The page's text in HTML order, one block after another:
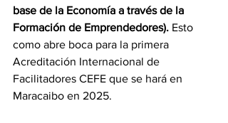
base de la Economía a través de la
Formación de Emprendedores). Esto
como abre boca para la primera
Acreditación Internacional de
Facilitadores CEFE que se hará en
Maracaibo en 2025.